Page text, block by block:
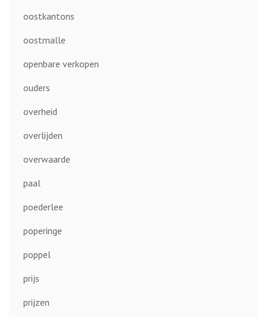
oostkantons
oostmalle
openbare verkopen
ouders
overheid
overlijden
overwaarde
paal
poederlee
poperinge
poppel
prijs
prijzen